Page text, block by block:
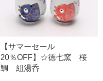
【サマーセール
20％OFF】☆徳七窯 桜
鯛 組湯呑